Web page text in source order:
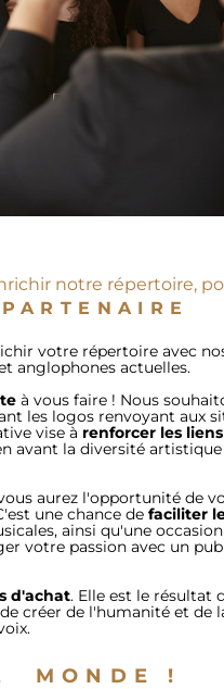
notre répertoire,
votre répertoire avec
anglophones actuelles.
à vous faire ! Nous
les logos renvoyant aux
vise à renforcer les liens
avant la diversité artistique
aurez l'opportunité de
une chance de faciliter
ainsi qu'une occasion
votre passion avec un
d'achat. Elle est le résultat
créer de l'humanité et de
MONDE !